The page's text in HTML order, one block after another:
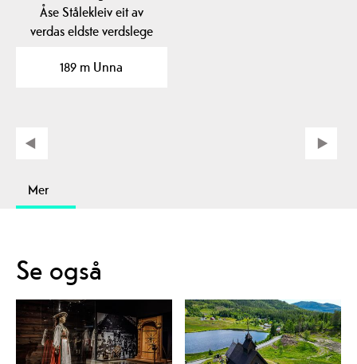
Åse Stålekleiv eit av
verdas eldste verdslege
189 m Unna
Mer
Se også